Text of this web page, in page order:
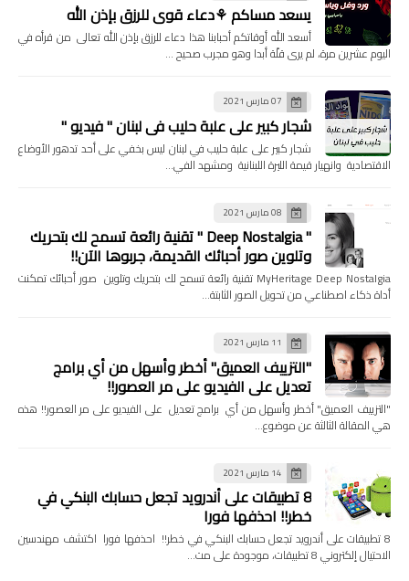
يسعد مساكم ⚘دعاء قوي للرزق بإذن الله
أسعد الله أوقاتكم أحبابنا هذا دعاء للرزق بإذن الله تعالى من قرأه في
اليوم عشرين مرة، لم يرى قلّة أبدا وهو مجرب صحيح …
07 مارس 2021
شجار كبير على علبة حليب في لبنان " فيديو "
شجار كبير على علبة حليب في لبنان ليس بخفي على أحد تدهور الأوضاع
الاقتصادية وانهيار قيمة الليرة اللبنانية ومشهد الفي…
08 مارس 2021
" Deep Nostalgia " تقنية رائعة تسمح لك بتحريك
وتلوين صور أحبائك القديمة، جربوها الآن!!
MyHeritage Deep Nostalgia تقنية رائعة تسمح لك بتحريك وتلوين صور أحبائك تمكنت
أداة ذكاء اصطناعي من تحويل الصور الثابتة…
11 مارس 2021
"التزييف العميق" أخطر وأسهل من أي برامج
تعديل على الفيديو على مر العصور!!
"التزييف العميق" أخطر وأسهل من أي برامج تعديل على الفيديو على مر العصور!! هذه
هي المقالة الثالثة عن موضوع…
14 مارس 2021
8 تطبيقات على أندرويد تجعل حسابك البنكي في
خطر!! احذفها فورا
8 تطبيقات على أندرويد تجعل حسابك البنكي في خطر!! احذفها فورا اكتشف مهندسين
الاحتيال إلكتروني 8 تطبيقات، موجودة على مت…